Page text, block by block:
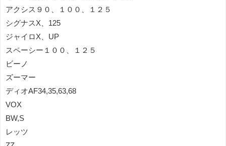
アクシス９０、１００、１２５
シグナスX、125
ジャイロX、UP
スペーシー１００、１２５
ビーノ
ズーマー
ディオAF34,35,63,68
VOX
BW,S
レッツ